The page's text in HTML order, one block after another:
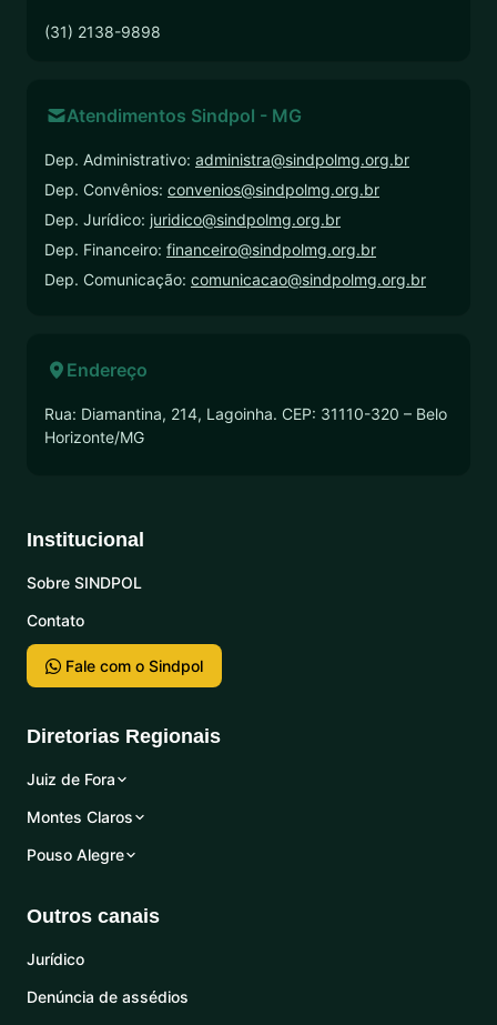
(31) 2138-9898
Atendimentos Sindpol - MG
Dep. Administrativo: administra@sindpolmg.org.br
Dep. Convênios: convenios@sindpolmg.org.br
Dep. Jurídico: juridico@sindpolmg.org.br
Dep. Financeiro: financeiro@sindpolmg.org.br
Dep. Comunicação: comunicacao@sindpolmg.org.br
Endereço
Rua: Diamantina, 214, Lagoinha. CEP: 31110-320 – Belo
Horizonte/MG
Institucional
Sobre SINDPOL
Contato
Fale com o Sindpol
Diretorias Regionais
Juiz de Fora
Montes Claros
Pouso Alegre
Outros canais
Jurídico
Denúncia de assédios